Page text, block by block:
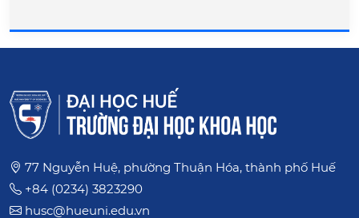
77 Nguyễn Huệ, phường Thuận Hóa, thành phố Huế
+84 (0234) 3823290
husc@hueuni.edu.vn